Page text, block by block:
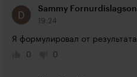
Sammy Fornurdislagson
19:24
Я формулировал от результата
0
0